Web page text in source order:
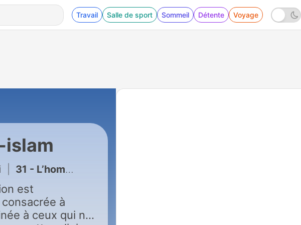
Travail Salle de sport Sommeil Détente Voyage
islam
31 - L’homme et son Dieu
est
à
à ceux qui ne